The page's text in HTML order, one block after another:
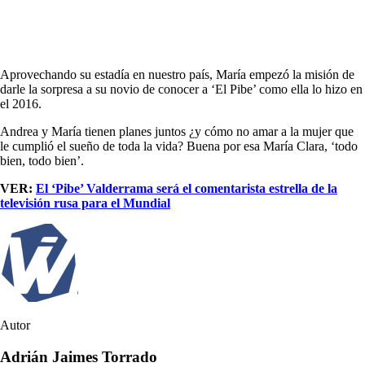
Aprovechando su estadía en nuestro país, María empezó la misión de
darle la sorpresa a su novio de conocer a ‘El Pibe’ como ella lo hizo en
el 2016.
Andrea y María tienen planes juntos ¿y cómo no amar a la mujer que
le cumplió el sueño de toda la vida? Buena por esa María Clara, ‘todo
bien, todo bien’.
VER: El ‘Pibe’ Valderrama será el comentarista estrella de la
televisión rusa para el Mundial
Autor
Adrián Jaimes Torrado